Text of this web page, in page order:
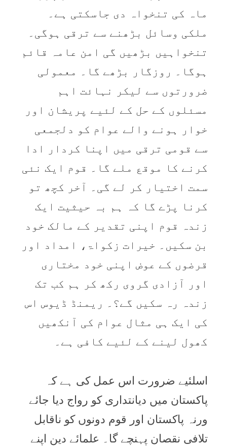
ماہ کی تنخواہ دی جاسکتی ہے۔
ملکی وسائل بڑھنے سے ترقی ہوگی۔
تنخواہیں بڑھیں گی امن عامہ قائم
ہوگا۔ روزگار بڑھے گا۔ معمولی
ضرورتوں سے لیکر نہائت اہم
مسئلوں کے حل کے لئیے پریشان اور
خوار ہونے والے عوام کو دلجمعی
سے قومی ترقی میں اپنا کردار ادا
کرنے کا موقع ملے گا۔ قوم ایک نئی
سمت اختیار کر لے گی۔ آخر کچھ تو
کرنا پڑے گا کہ ہم بہ حیثیت ایک
زندہ قوم اپنی تقدیر کے مالک خود
بن سکیں۔ خیرات زکواۃ، امداد اور
قرضوں کے عوض اپنی خود مختاری
اور آزادی گروی رکھ کر ہم کب تک
زندہ رہ سکیں گے؟۔ ریمنڈ ڈیوس اس
کی ایک ہی مثال عوام کی آنکھیں
کھول لینے کے لئیے کافی ہے۔
اسلئیے ضرورت اس عمل کی ہے کہ
پاکستان میں دیانتداری کو رواج دیا جائے
ورنہ پاکستان اور قوم دونوں کو ناقابل
تلافی نقصان پہنچے گا۔ علمائے دین اپنے